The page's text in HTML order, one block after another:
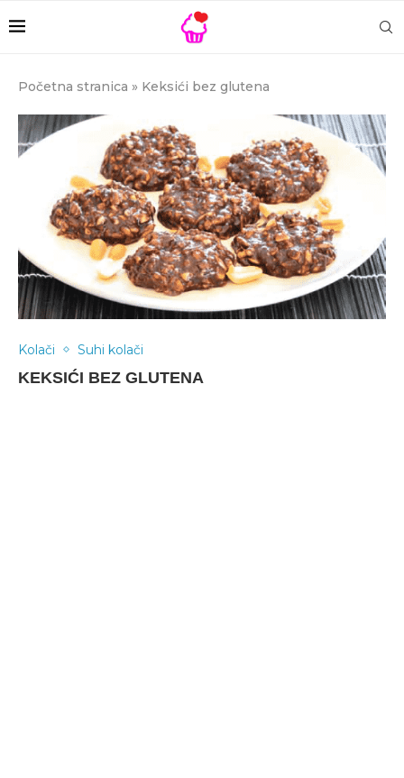
Početna stranica » Keksići bez glutena
Kolači Suhi kolači
KEKSIĆI BEZ GLUTENA